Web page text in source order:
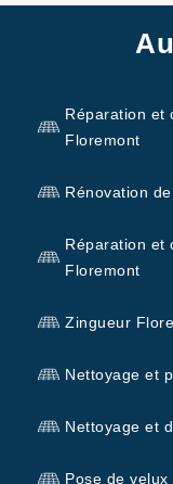
Réparation et
Floremont
Rénovation
Réparation et
Floremont
Zingueur
Nettoyage et
Nettoyage et
Pose de